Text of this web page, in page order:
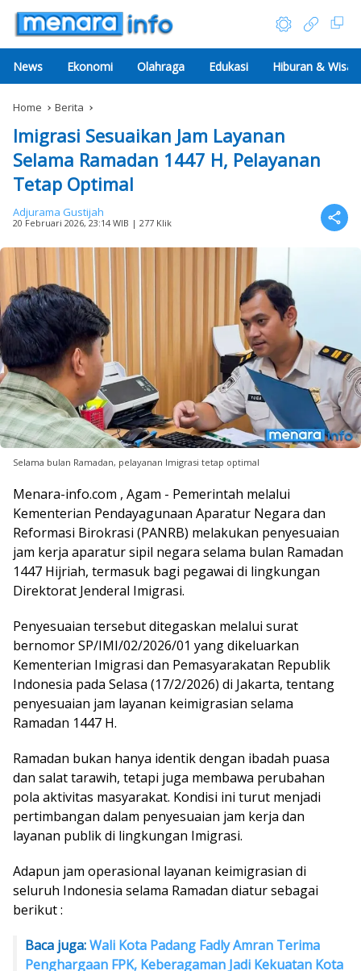
News Ekonomi Olahraga Edukasi Hiburan &
Home Berita
Imigrasi Sesuaikan Jam Layanan
Selama Ramadan 1447 H, Pelayanan
Tetap Optimal
Adjurama Gustijah
20 Februari 2026, 23:14 WIB | 277 Klik
Selama bulan Ramadan, pelayanan Imigrasi tetap optimal
Menara-info.com , Agam - Pemerintah melalui
Kementerian Pendayagunaan Aparatur Negara dan
Reformasi Birokrasi (PANRB) melakukan penyesuaian
jam kerja aparatur sipil negara selama bulan Ramadan
1447 Hijriah, termasuk bagi pegawai di lingkungan
Direktorat Jenderal Imigrasi.
Penyesuaian tersebut ditegaskan melalui surat
bernomor SP/IMI/02/2026/01 yang dikeluarkan
Kementerian Imigrasi dan Pemasyarakatan Republik
Indonesia pada Selasa (17/2/2026) di Jakarta, tentang
penyesuaian jam layanan keimigrasian selama
Ramadan 1447 H.
Ramadan bukan hanya identik dengan ibadah puasa
dan salat tarawih, tetapi juga membawa perubahan
pola aktivitas masyarakat. Kondisi ini turut menjadi
pertimbangan dalam penyesuaian jam kerja dan
layanan publik di lingkungan Imigrasi.
Adapun jam operasional layanan keimigrasian di
seluruh Indonesia selama Ramadan diatur sebagai
berikut :
Baca juga:Wali Kota Padang Fadly Amran Terima
Penghargaan FPK, Keberagaman Jadi Kekuatan Kota